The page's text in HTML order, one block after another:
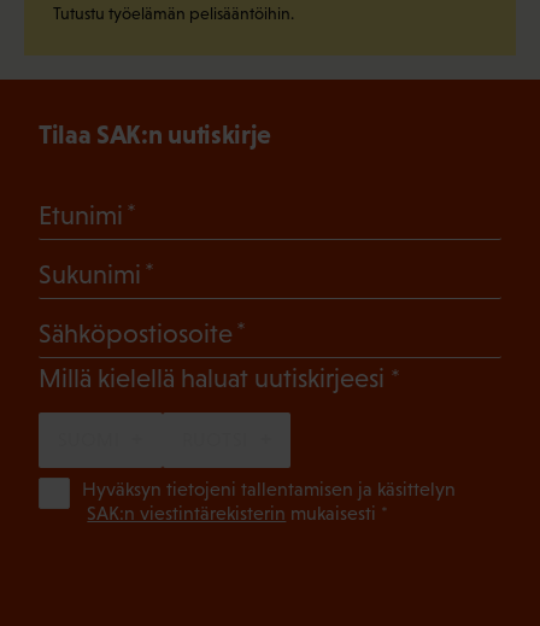
Tutustu työelämän pelisääntöihin.
Tilaa SAK:n uutiskirje
Etunimi
Sukunimi
Sähköpostiosoite
Millä kielellä haluat uutiskirjeesi (Pakollinen)
Hyväksyn tietojeni tallentamisen ja käsittelyn
SAK:n viestintärekisterin mukaisesti *